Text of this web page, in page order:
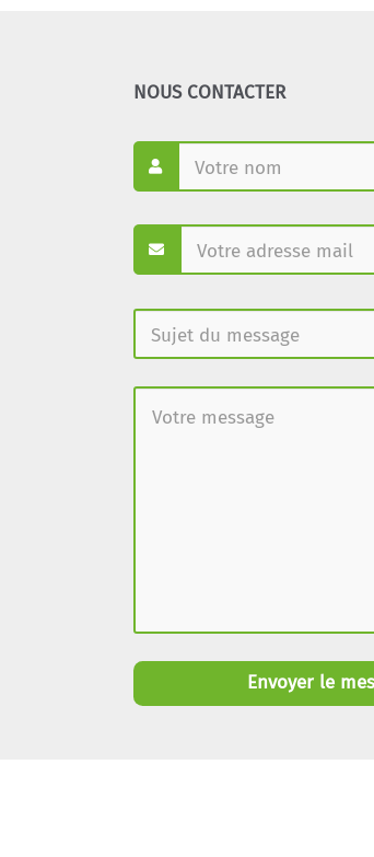
NOUS CONTACTER
Envoyer le